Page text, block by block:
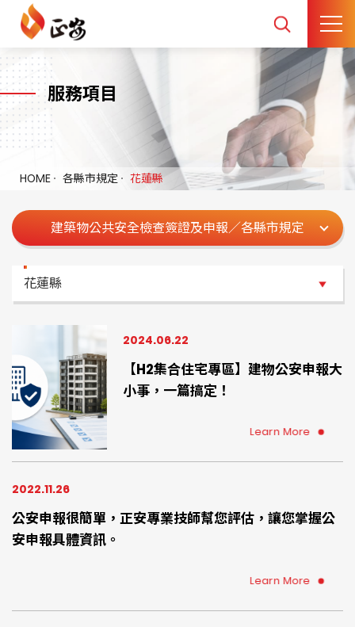
服務項目
HOME 各縣市規定 花蓮縣
建築物公共安全檢查簽證及申報／各縣市規定
花蓮縣
花蓮縣 2024.06.22
【H2集合住宅專區】建物公安申報大
小事，一篇搞定！
Learn More
2022.11.26
公安申報很簡單，正安專業技師幫您評估，讓您掌握公
安申報具體資訊。
Learn More